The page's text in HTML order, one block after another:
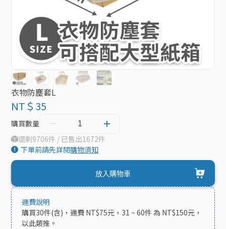
衣物防塵套L
NT＄35
購買數量
還剩9706件 / 已售出1672件
下單前請先詳閱購物須知
放入購物車
運費說明
購買30件(含)，運費 NT$75元，31 ~ 60件 為 NT$150元，
以此類推。